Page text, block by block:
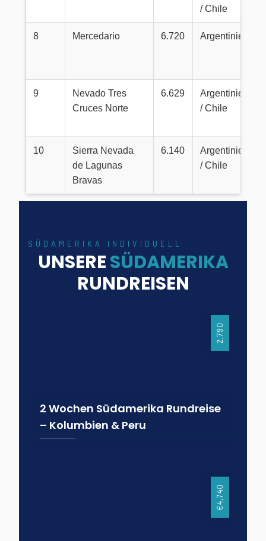
/ Chile
8 Mercedario 6.720 Argentinien
9
Nevado Tres
Cruces Norte
6.629
Argentinien
/ Chile
10
Sierra Nevada
de Lagunas
Bravas
6.140
Argentinien
/ Chile
SÜDAMERIKA INDIVIDUELL
UNSERESÜDAMERIKA
RUNDREISEN
2,790
2 Wochen Südamerika Rundreise
– Kolumbien & Peru
€4,740